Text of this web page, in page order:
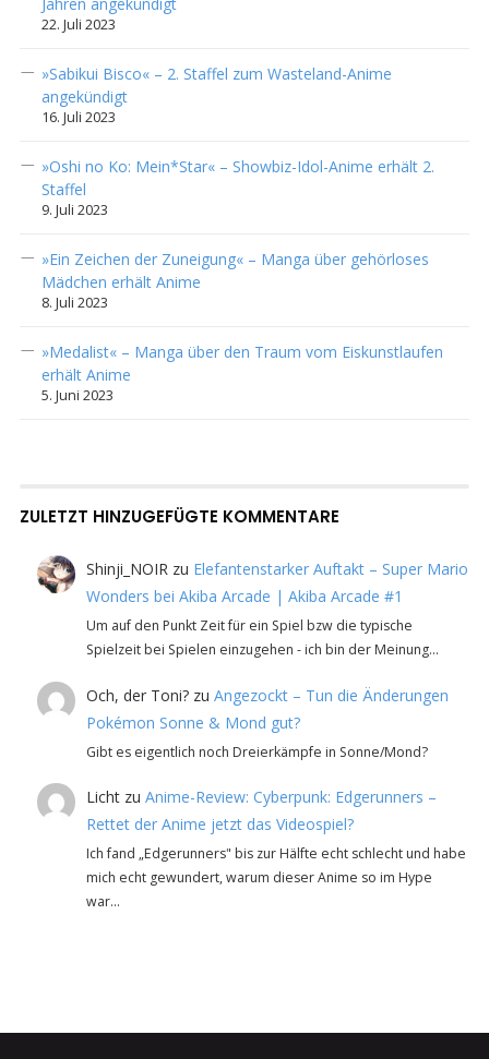
22. Juli 2023
»Sabikui Bisco« – 2. Staffel zum Wasteland-Anime
angekündigt
16. Juli 2023
»Oshi no Ko: Mein*Star« – Showbiz-Idol-Anime erhält 2.
Staffel
9. Juli 2023
»Ein Zeichen der Zuneigung« – Manga über gehörloses
Mädchen erhält Anime
8. Juli 2023
»Medalist« – Manga über den Traum vom Eiskunstlaufen
erhält Anime
5. Juni 2023
ZULETZT HINZUGEFÜGTE KOMMENTARE
Shinji_NOIR zu Elefantenstarker Auftakt – Super Mario
Wonders bei Akiba Arcade | Akiba Arcade #1
Um auf den Punkt Zeit für ein Spiel bzw die typische
Spielzeit bei Spielen einzugehen - ich bin der Meinung…
Och, der Toni? zuAngezockt – Tun die Änderungen
Pokémon Sonne & Mond gut?
Gibt es eigentlich noch Dreierkämpfe in Sonne/Mond?
Licht zuAnime-Review: Cyberpunk: Edgerunners –
Rettet der Anime jetzt das Videospiel?
Ich fand „Edgerunners" bis zur Hälfte echt schlecht und habe
mich echt gewundert, warum dieser Anime so im Hype
war…